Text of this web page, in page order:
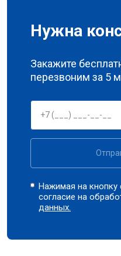
Нужна
Закажите
перезвоним за 5
Нажимая на кнопку
согласие на
данных.